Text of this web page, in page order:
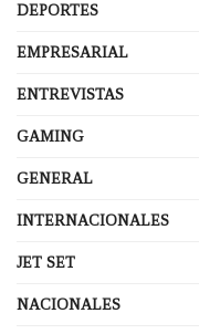
DEPORTES
EMPRESARIAL
ENTREVISTAS
GAMING
GENERAL
INTERNACIONALES
JET SET
NACIONALES